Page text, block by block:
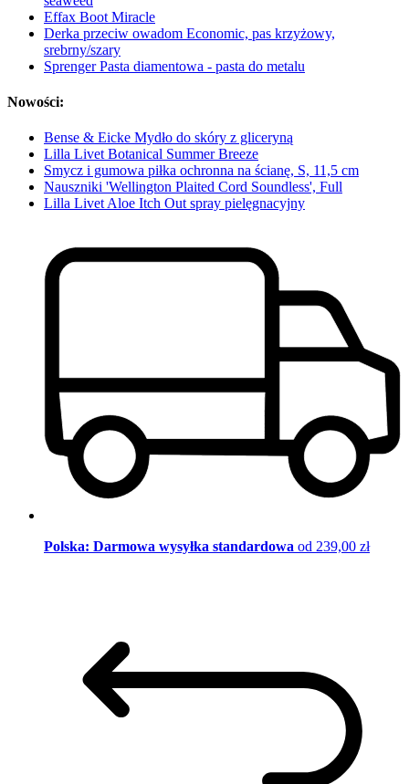
Effax Boot Miracle
Derka przeciw owadom Economic, pas krzyżowy,
srebrny/szary
Sprenger Pasta diamentowa - pasta do metalu
Nowości:
Bense & Eicke Mydło do skóry z gliceryną
Lilla Livet Botanical Summer Breeze
Smycz i gumowa piłka ochronna na ścianę, S, 11,5 cm
Nauszniki 'Wellington Plaited Cord Soundless', Full
Lilla Livet Aloe Itch Out spray pielęgnacyjny
Polska: Darmowa wysyłka standardowa od 239,00 zł